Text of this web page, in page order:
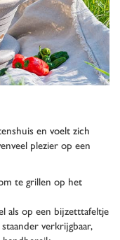
en voelt zich
plezier op een
te grillen op het
als op een bijzetttafeltje
verkrijgbaar,